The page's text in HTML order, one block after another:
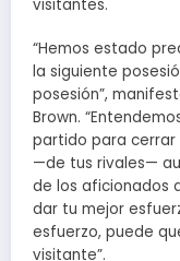
visitantes.
“Hemos estado
la siguiente
posesión”,
Brown.
partido para cerrar
—de tus rivales—
de los aficionados
dar tu mejor
esfuerzo, puede
visitante”.